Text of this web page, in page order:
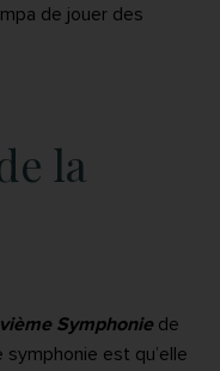
de jouer des
la
Symphonie de
est qu’elle